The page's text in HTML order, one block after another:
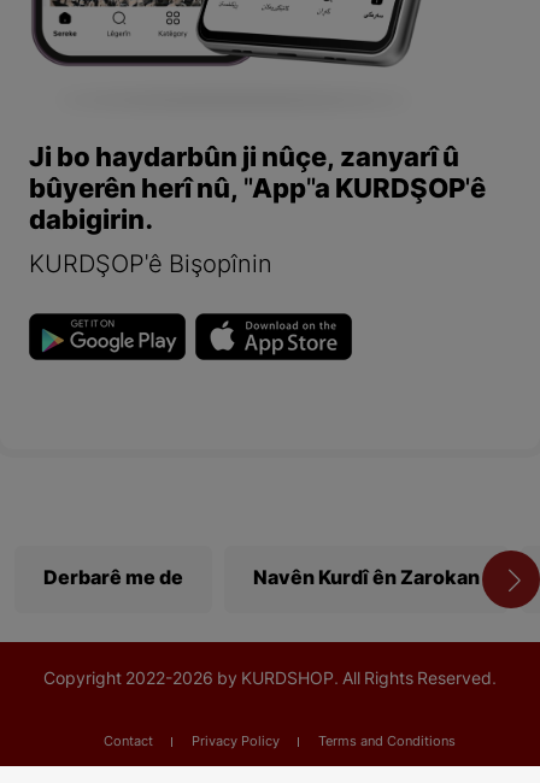
Ji bo haydarbûn ji nûçe, zanyarî û
bûyerên herî nû, "App"a KURDŞOP'ê
dabigirin.
KURDŞOP'ê Bişopînin
Derbarê me de Navên Kurdî ên Zarokan
Copyright 2022-2026 by KURDSHOP. All Rights Reserved.
Contact Privacy Policy Terms and Conditions